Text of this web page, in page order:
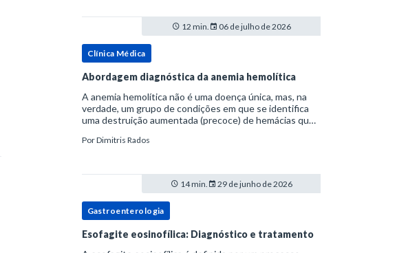
12 min. 06 de julho de 2026
Clínica Médica
Abordagem diagnóstica da anemia hemolítica
A anemia hemolítica não é uma doença única, mas, na
verdade, um grupo de condições em que se identifica
uma destruição aumentada (precoce) de hemácias que
óssea.Como a vida média normal da hemácia é de apro
PorDimitris Rados
14 min. 29 de junho de 2026
Gastroenterologia
Esofagite eosinofílica: Diagnóstico e tratamento